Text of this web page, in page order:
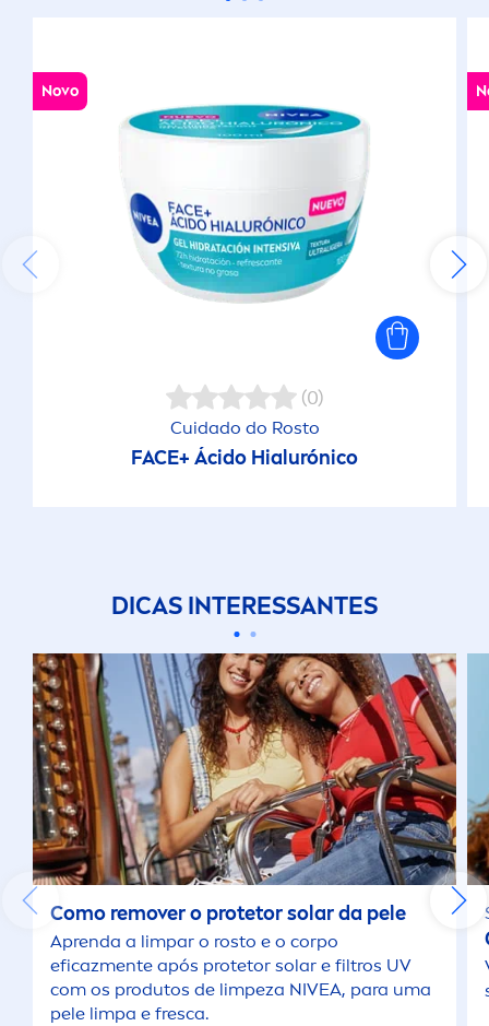
Novo
(0)
Cuidado do Rosto
FACE+ Ácido Hialurónico
DICAS INTERESSANTES
Como remover o protetor solar da pele
Aprenda a limpar o rosto e o corpo
eficazmente após protetor solar e filtros UV
com os produtos de limpeza NIVEA, para uma
pele limpa e fresca.